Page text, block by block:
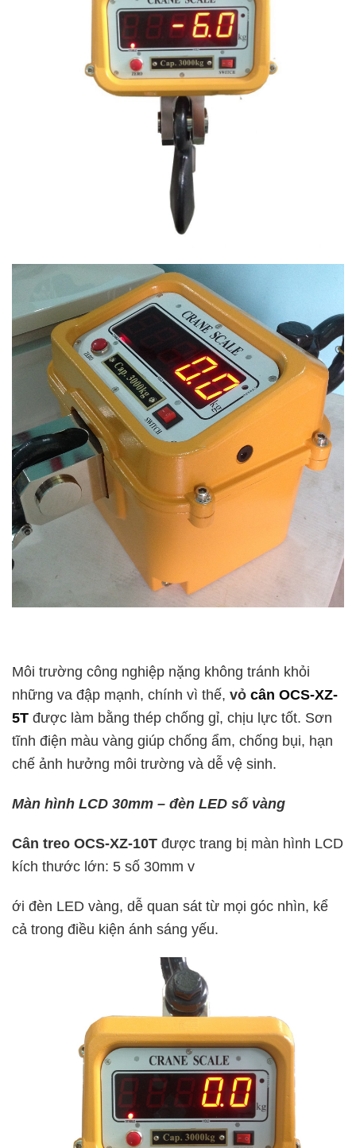
Môi trường công nghiệp nặng không tránh khỏi
những va đập mạnh, chính vì thế, vỏ cân OCS-XZ-
5T được làm bằng thép chống gỉ, chịu lực tốt. Sơn
tĩnh điện màu vàng giúp chống ẩm, chống bụi, hạn
chế ảnh hưởng môi trường và dễ vệ sinh.
Màn hình LCD 30mm – đèn LED số vàng
Cân treo OCS-XZ-10T được trang bị màn hình LCD
kích thước lớn: 5 số 30mm v
ới đèn LED vàng, dễ quan sát từ mọi góc nhìn, kể
cả trong điều kiện ánh sáng yếu.